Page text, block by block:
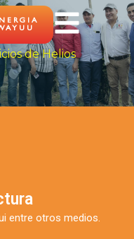
de Helios
entre otros medios.